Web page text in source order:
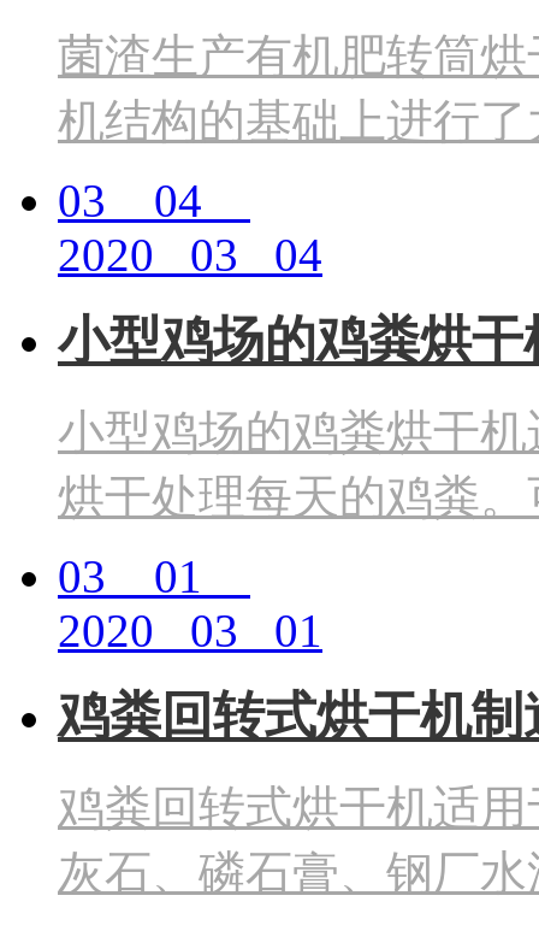
菌渣生产有机肥转筒
机结构的基础上进行
03 04
2020 03 04
小型鸡场的鸡粪烘
小型鸡场的鸡粪烘干
烘干处理每天的鸡粪
03 01
2020 03 01
鸡粪回转式烘干机制
鸡粪回转式烘干机适
灰石、磷石膏、钢厂